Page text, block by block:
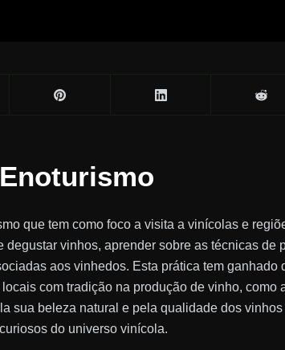
que tem como foco a visita a vinícolas e
vinhos, aprender sobre as técnicas de
aos vinhedos. Esta prática tem ganhado
com tradição na produção de vinho, como
sua beleza natural e pela qualidade dos
do universo vinícola.